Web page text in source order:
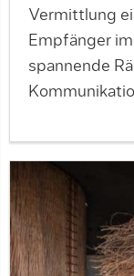
Vermittlung
Empfänger
spannende